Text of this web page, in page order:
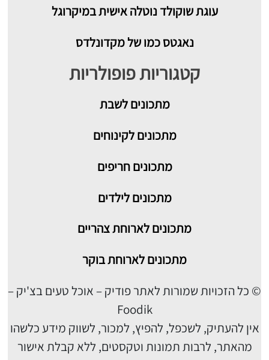
עוגת שוקולד נוטלה אישית במיקרוגל
נאגטס כמו של מקדונלדס
קטגוריות פופולריות
מתכוניםלשבת
מתכונים לקינוחים
מתכונים חריפים
מתכונים לילדים
מתכונים לארוחת צהריים
מתכונים לארוחת בוקר
© כל הזכויות שמורות לאתר פודיק – אוכל טעים בצ'יק –
Foodik
אין להעתיק, לשכפל, להפיץ, למכור, לשווק מידע כלשהו
מהאתר, לרבות תמונות וטקסטים, ללא קבלת אישור